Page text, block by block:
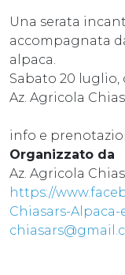
Una serata
accompagnata
alpaca.
Sabato 20 luglio,
Az. Agricola
info e
Organizzato da
Az. Agricola
https://
Chiasars-Alpaca-